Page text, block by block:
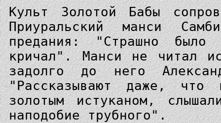
Культ Золотой Бабы
Приуральский манси
предания: "Страшно
кричал". Манси не читал
задолго до него
"Рассказывают даже,
золотым истуканом,
наподобие трубного".